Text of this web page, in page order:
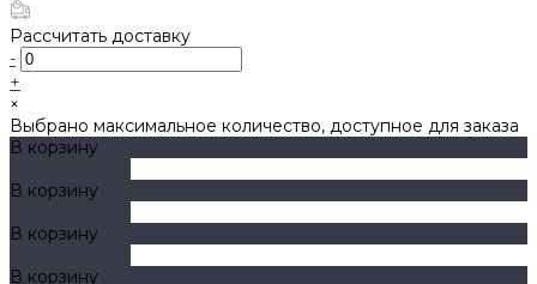
Рассчитать доставку
-
+
×
Выбрано максимальное количество, доступное для заказа
В корзину
В корзину
В корзину
В корзину